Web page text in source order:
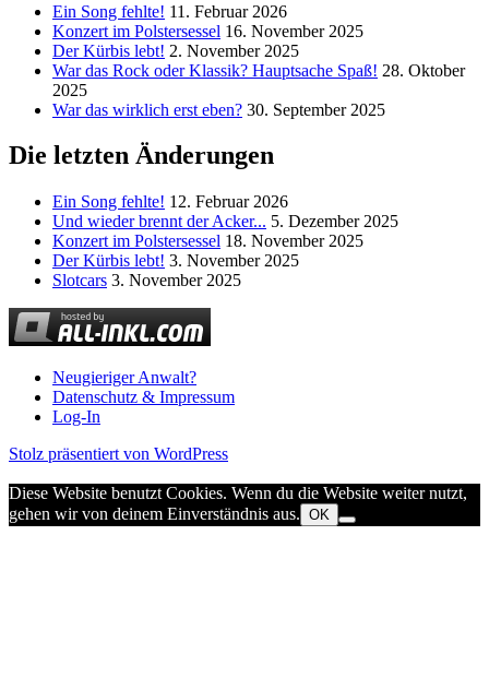
Ein Song fehlte! 11. Februar 2026
Konzert im Polstersessel 16. November 2025
Der Kürbis lebt! 2. November 2025
War das Rock oder Klassik? Hauptsache Spaß! 28. Oktober
2025
War das wirklich erst eben? 30. September 2025
Die letzten Änderungen
Ein Song fehlte! 12. Februar 2026
Und wieder brennt der Acker... 5. Dezember 2025
Konzert im Polstersessel 18. November 2025
Der Kürbis lebt! 3. November 2025
Slotcars 3. November 2025
Neugieriger Anwalt?
Datenschutz & Impressum
Log-In
Stolz präsentiert von WordPress
Diese Website benutzt Cookies. Wenn du die Website weiter nutzt,
gehen wir von deinem Einverständnis aus. OK